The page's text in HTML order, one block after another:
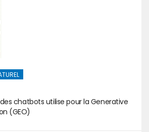
chatbots utilise pour la Generative
(GEO)